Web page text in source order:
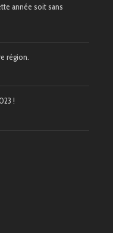
année soit sans
région.
!